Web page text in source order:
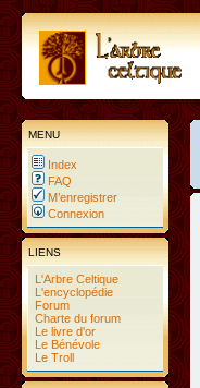
MENU
Index
FAQ
M’enregistrer
Connexion
LIENS
L'Arbre Celtique
L'encyclopédie
Forum
Charte du forum
Le livre d'or
Le Bénévole
Le Troll